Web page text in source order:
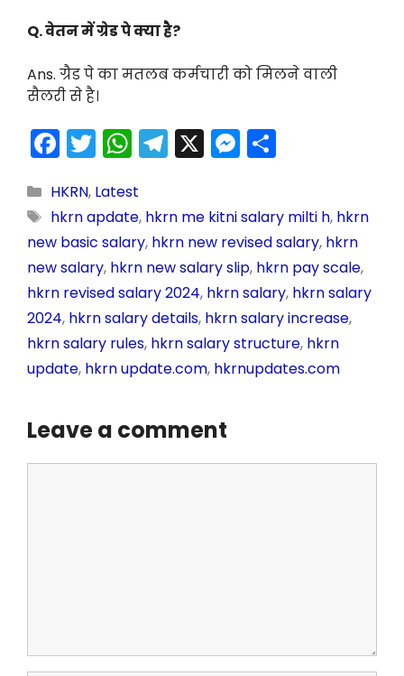
Q. वेतन में ग्रेड पे क्या है?
Ans. ग्रैड पे का मतलब कर्मचारी को मिलने वाली
सैलरी से है।
F
a
c
e
b
o
o
k
T
w
itt
er
W
h
a
ts
A
p
p
T
el
gr
a
m
X M
e
s
e
n
g
er
ar
e
HKRN, Latest
hkrn apdate, hkrn me kitni salary milti h, hkrn
new basic salary, hkrn new revised salary, hkrn
new salary, hkrn new salary slip, hkrn pay scale,
hkrn revised salary 2024, hkrn salary, hkrn salary
2024, hkrn salary details, hkrn salary increase,
hkrn salary rules, hkrn salary structure, hkrn
update, hkrn update.com, hkrnupdates.com
Leave a comment